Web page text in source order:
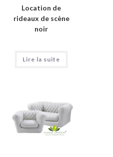
Location de
rideaux de scène
noir
Lire la suite